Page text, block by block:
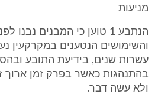
מניעות
הנתבע 1 טוען כי המבנים
והשימושים הנטענים במקרקעין
עשרות שנים, בידיעת התובע
בהתנהגות כאשר בפרק זמן ארוך
ולא עשה דבר.